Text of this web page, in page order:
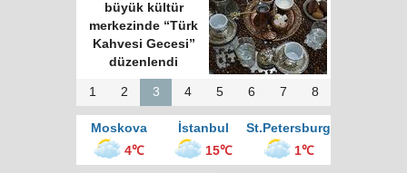
büyük kültür
merkezinde “Türk
Kahvesi Gecesi”
düzenlendi
1 2 3 4 5 6 7 8
Moskova İstanbul
St.Petersburg
4℃
15℃ 1℃